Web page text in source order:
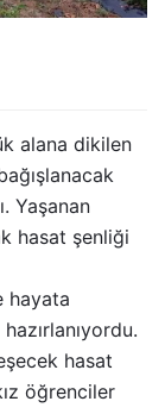
alana dikilen
Yaşanan
hasat şenliği
hayata
hasat
öğrenciler